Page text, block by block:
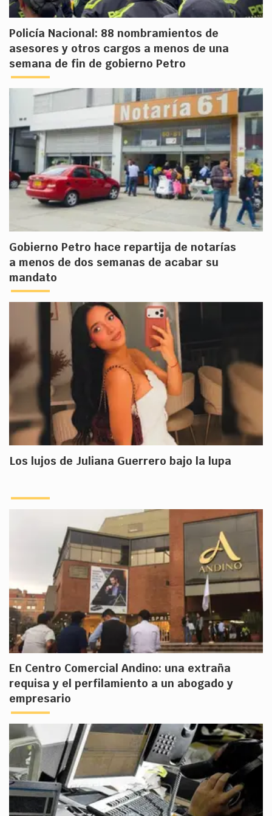
Policía Nacional: 88 nombramientos de
asesores y otros cargos a menos de una
semana de fin de gobierno Petro
Gobierno Petro hace repartija de notarías
a menos de dos semanas de acabar su
mandato
Los lujos de Juliana Guerrero bajo la lupa
En Centro Comercial Andino: una extraña
requisa y el perfilamiento a un abogado y
empresario